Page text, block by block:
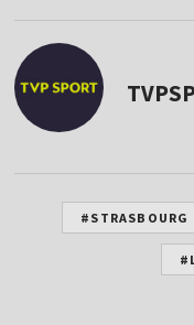
#STRASBOURG